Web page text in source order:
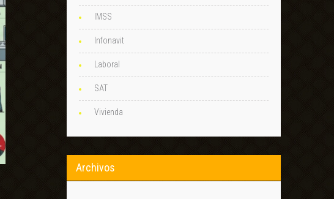
IMSS
Infonavit
Laboral
SAT
Vivienda
Archivos